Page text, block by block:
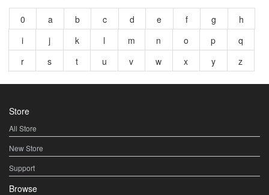
0 a b c d e f g
h
i
j k l m n o p
q
r
s t u v w x y z
Store
All Store
New Store
Support
Browse